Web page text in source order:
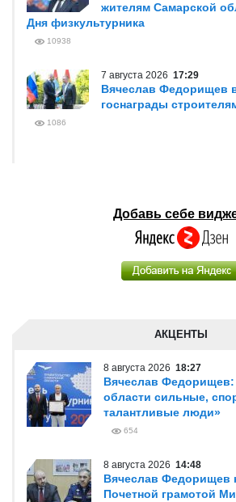
жителям Самарской
Дня физкультурника
10938
7 августа 2026 17:29
Вячеслав Федорищев
госнаграды
1086
Добавь себе
АКЦЕНТЫ
8 августа 2026 18:27
Вячеслав
области сильные,
талантливые люди»
654
8 августа 2026 14:48
Вячеслав Федорищев
Почетной грамотой